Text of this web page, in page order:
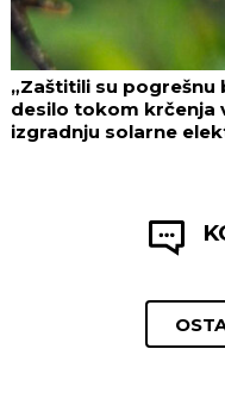
„Zaštitili su pogrešnu
desilo tokom krčenja
izgradnju solarne